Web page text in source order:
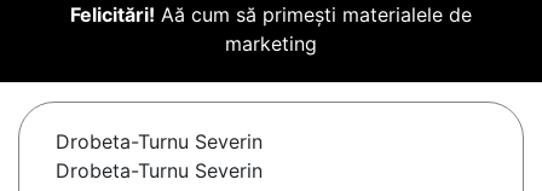
Felicitări! Aă cum să primești materialele de
marketing
Drobeta-Turnu Severin
Drobeta-Turnu Severin